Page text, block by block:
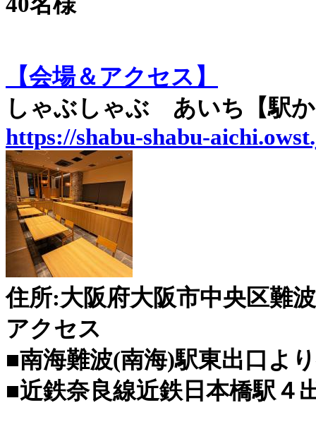
【会場＆アクセス】
しゃぶしゃぶ あいち【駅
https://shabu-shabu-
住所:大阪府大阪市中央区難
アクセス
■南海難波(南海)駅東出口よ
■近鉄奈良線近鉄日本橋駅４